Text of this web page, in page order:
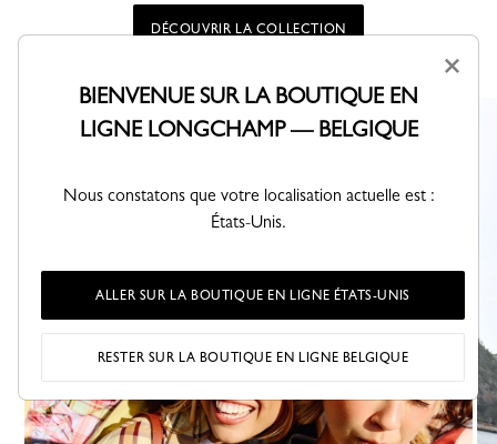
DÉCOUVRIR LA COLLECTION
×
BIENVENUE SUR LA BOUTIQUE EN
LIGNE LONGCHAMP — BELGIQUE
Nous constatons que votre localisation actuelle est :
États-Unis.
ALLER SUR LA BOUTIQUE EN LIGNE ÉTATS-UNIS
RESTER SUR LA BOUTIQUE EN LIGNE BELGIQUE